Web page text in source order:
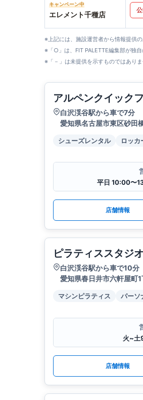
キャンペーン中
エレメント千種店
※上記には、施設運営者から情報提供
※「○」は、FIT PALETTE編集部が独
※「－」は未提供を示すものではあり
アルペンクイック
白沢渓谷駅から車で7分
愛知県名古屋市東区砂田
シューズレンタル ロッカ
平日 10:00〜
店舗情報
ピラティススタジ
白沢渓谷駅から車で10分
愛知県春日井市六軒屋町
マシンピラティス パーソ
火~
店舗情報